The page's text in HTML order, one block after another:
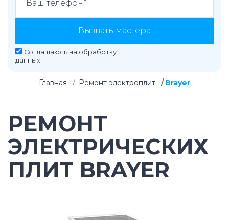
Вызвать мастера
Соглашаюсь на обработку
данных
Главная Ремонт электроплит Brayer
РЕМОНТ
ЭЛЕКТРИЧЕСКИХ
ПЛИТ BRAYER